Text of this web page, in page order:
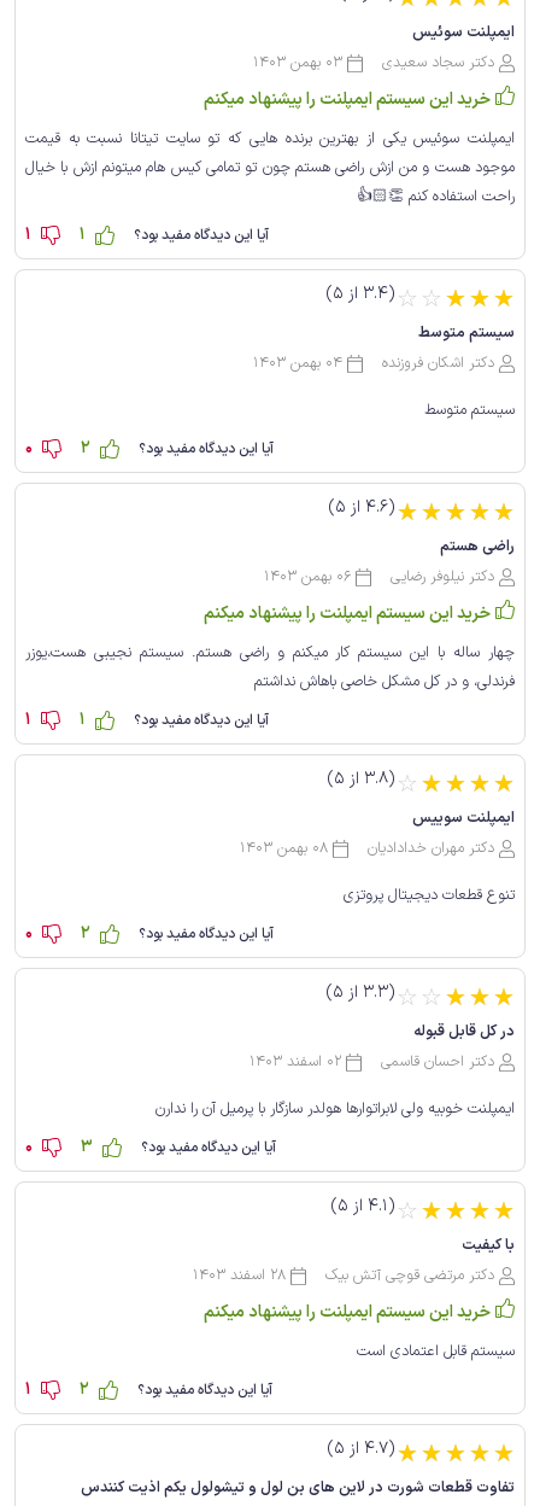
ایمپلنت سوئیس
دکتر سجاد سعیدی
03 بهمن 1403
خرید این سیستم ایمپلنت را پیشنهاد میکنم
ایمپلنت سوئیس یکی از بهترین برنده هایی که تو سایت تیتانا نسبت به قیمت
موجود هست و من ازش راضی هستم چون تو تمامی کیس هام میتونم ازش با خیال
راحت استفاده کنم 👏🏻👍
آیا این دیدگاه مفید بود؟ 1
1
(3.4 از 5)☆ ☆☆☆☆
سیستم متوسط
دکتر اشکان فروزنده
04 بهمن 1403
سیستم متوسط
آیا این دیدگاه مفید بود؟ 2
0
(4.6 از 5)☆☆☆☆☆
راضی هستم
دکتر نیلوفر رضایی
06 بهمن 1403
خرید این سیستم ایمپلنت را پیشنهاد میکنم
چهار ساله با این سیستم کار میکنم و راضی هستم. سیستم نجیبی هست،یوزر
فرندلی، و در کل مشکل خاصی باهاش نداشتم
آیا این دیدگاه مفید بود؟ 1
1
(3.8 از 5)☆☆☆☆☆
ایمپلنت سوییس
دکتر مهران خدادادیان
08 بهمن 1403
تنوع قطعات دیجیتال پروتزی
آیا این دیدگاه مفید بود؟ 2
0
(3.3 از 5)☆ ☆☆☆☆
در کل قابل قبوله
دکتر احسان قاسمی
02 اسفند 1403
ایمپلنت خوبیه ولی لابراتوارها هولدر سازگار با پرمیل آن را ندارن
آیا این دیدگاه مفید بود؟ 3
0
(4.1 از 5)☆☆☆☆☆
با کیفیت
دکتر مرتضی قوچی آتش بیک
28 اسفند 1403
خرید این سیستم ایمپلنت را پیشنهاد میکنم
سیستم قابل اعتمادی است
آیا این دیدگاه مفید بود؟ 2
1
(4.7 از 5)☆☆☆☆☆
تفاوت قطعات شورت در لاین های بن لول و تیشو‌لول یکم اذیت کنندس